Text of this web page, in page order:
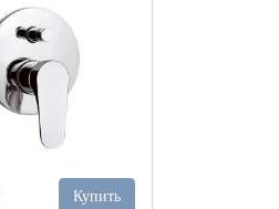
Купить